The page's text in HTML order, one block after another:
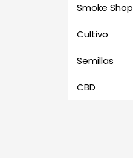
Smoke Shop
Cultivo
Semillas
CBD